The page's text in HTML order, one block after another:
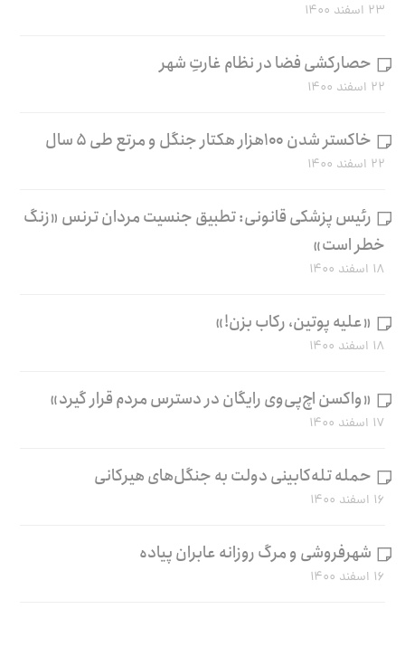
۲۳ اسفند ۱۴۰۰
حصارکشی فضا در نظام غارتِ شهر
۲۲ اسفند ۱۴۰۰
خاکستر شدن ۱۰۰هزار هکتار جنگل و مرتع طی ۵ سال
۲۲ اسفند ۱۴۰۰
رئیس پزشکی قانونی: تطبیق جنسیت مردان ترنس «زنگ
خطر است»
۱۸ اسفند ۱۴۰۰
«علیه پوتین، رکاب بزن!»
۱۸ اسفند ۱۴۰۰
«واکسن اچ‌پی‌وی رایگان در دسترس مردم قرار گیرد»
۱۷ اسفند ۱۴۰۰
حمله تله‌کابینی دولت به جنگل‌های هیرکانی
۱۶ اسفند ۱۴۰۰
شهرفروشی و مرگ روزانه عابران پیاده
۱۶ اسفند ۱۴۰۰